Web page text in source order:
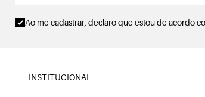
Ao me cadastrar, declaro que estou de acordo
INSTITUCIONAL